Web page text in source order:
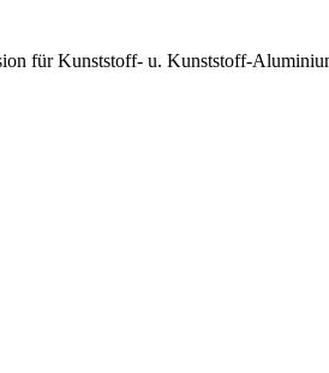
für Kunststoff- u. Kunststoff-